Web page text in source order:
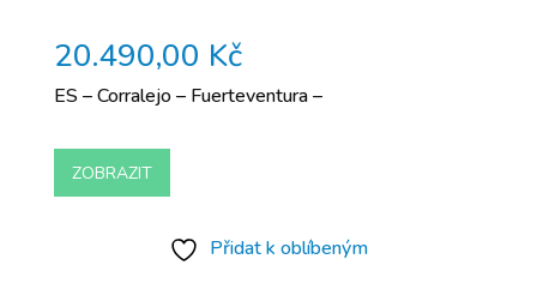
20.490,00 Kč
ES – Corralejo – Fuerteventura –
ZOBRAZIT
Přidat k oblíbeným